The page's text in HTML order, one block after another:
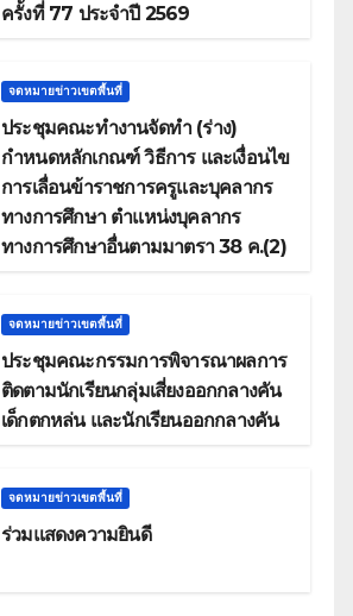
ครั้งที่ 77 ประจำปี 2569
จดหมายข่าวเขตพื้นที่
ประชุมคณะทำงานจัดทำ (ร่าง)
กำหนดหลักเกณฑ์ วิธีการ และเงื่อนไข
การเลื่อนข้าราชการครูและบุคลากร
ทางการศึกษา ตำแหน่งบุคลากร
ทางการศึกษาอื่นตามมาตรา 38 ค.(2)
จดหมายข่าวเขตพื้นที่
ประชุมคณะกรรมการพิจารณาผลการ
ติดตามนักเรียนกลุ่มเสี่ยงออกกลางคัน
เด็กตกหล่น และนักเรียนออกกลางคัน
จดหมายข่าวเขตพื้นที่
ร่วมแสดงความยินดี